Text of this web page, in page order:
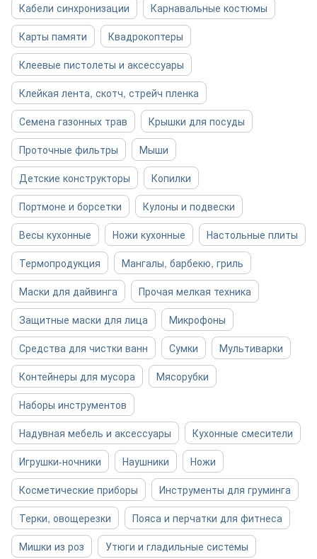
Кабели синхронизации
Карнавальные костюмы
Карты памяти
Квадрокоптеры
Клеевые пистолеты и аксессуары
Клейкая лента, скотч, стрейч пленка
Семена газонных трав
Крышки для посуды
Проточные фильтры
Мыши
Детские конструкторы
Копилки
Портмоне и борсетки
Кулоны и подвески
Весы кухонные
Ножи кухонные
Настольные плиты
Термопродукция
Мангалы, барбекю, гриль
Маски для дайвинга
Прочая мелкая техника
Защитные маски для лица
Микрофоны
Средства для чистки ванн
Сумки
Мультиварки
Контейнеры для мусора
Мясорубки
Наборы инструментов
Надувная мебель и аксессуары
Кухонные смесители
Игрушки-ночники
Наушники
Ножи
Косметические приборы
Инструменты для груминга
Терки, овощерезки
Пояса и перчатки для фитнеса
Мишки из роз
Утюги и гладильные системы